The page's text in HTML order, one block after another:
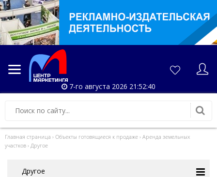
7-го августа 2026 21:52:40
Главная страница › Объекты готовящиеся к продаже › Аренда земельных
участков › Другое
Другое